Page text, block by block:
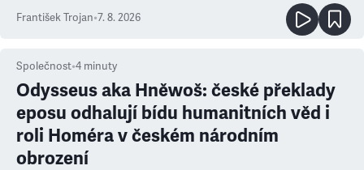
František Trojan•7. 8. 2026
Společnost•4 minuty
Odysseus aka Hněwoš: české překlady
eposu odhalují bídu humanitních věd i
roli Homéra v českém národním
obrození